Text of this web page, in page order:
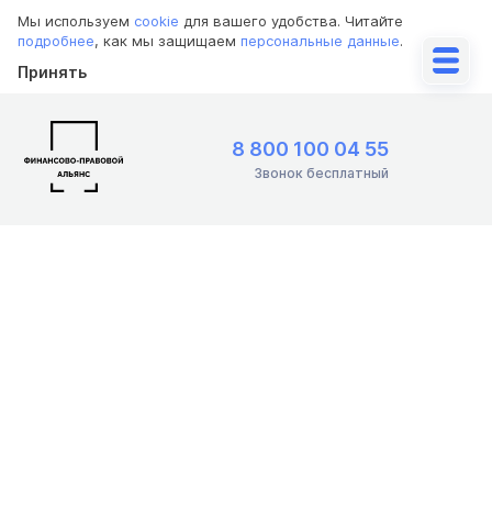
Мы используем cookie для вашего удобства. Читайте
подробнее, как мы защищаем персональные данные.
Принять
8 800 100 04 55
Звонок бесплатный